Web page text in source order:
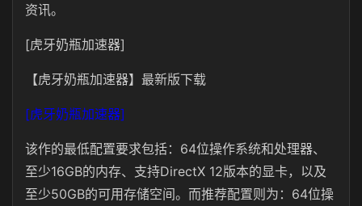
资讯。
[虎牙奶瓶加速器]
【虎牙奶瓶加速器】最新版下载
[虎牙奶瓶加速器]
该作的最低配置要求包括：64位操作系统和处理器、
至少16GB的内存、支持DirectX 12版本的显卡，以及
至少50GB的可用存储空间。而推荐配置则为：64位操